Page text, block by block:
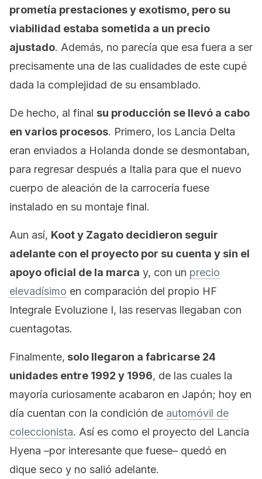
prometía prestaciones y exotismo, pero su
viabilidad estaba sometida a un precio
ajustado. Además, no parecía que esa fuera a ser
precisamente una de las cualidades de este cupé
dada la complejidad de su ensamblado.
De hecho, al final su producción se llevó a cabo
en varios procesos. Primero, los Lancia Delta
eran enviados a Holanda donde se desmontaban,
para regresar después a Italia para que el nuevo
cuerpo de aleación de la carrocería fuese
instalado en su montaje final.
Aun así, Koot y Zagato decidieron seguir
adelante con el proyecto por su cuenta y sin el
apoyo oficial de la marca y, con un precio
elevadísimo en comparación del propio HF
Integrale Evoluzione I, las reservas llegaban con
cuentagotas.
Finalmente, solo llegaron a fabricarse 24
unidades entre 1992 y 1996, de las cuales la
mayoría curiosamente acabaron en Japón; hoy en
día cuentan con la condición de automóvil de
coleccionista. Así es como el proyecto del Lancia
Hyena –por interesante que fuese– quedó en
dique seco y no salió adelante.